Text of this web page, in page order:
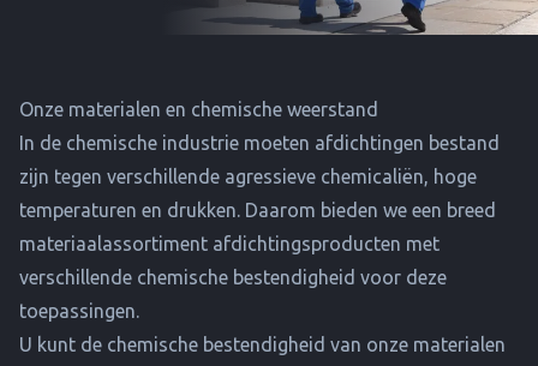
Onze materialen en chemische weerstand
In de chemische industrie moeten afdichtingen bestand
zijn tegen verschillende agressieve chemicaliën, hoge
temperaturen en drukken. Daarom bieden we een breed
materiaalassortiment afdichtingsproducten met
verschillende chemische bestendigheid voor deze
toepassingen.
U kunt de chemische bestendigheid van onze materialen